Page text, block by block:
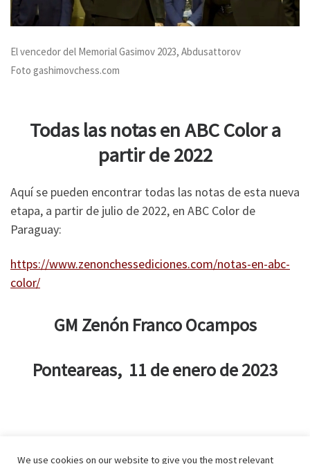
El vencedor del Memorial Gasimov 2023, Abdusattorov
Foto gashimovchess.com
Todas las notas en ABC Color a
partir de 2022
Aquí se pueden encontrar todas las notas de esta nueva
etapa, a partir de julio de 2022, en ABC Color de
Paraguay:
https://www.zenonchessediciones.com/notas-en-abc-
color/
GM Zenón Franco Ocampos
Ponteareas, 11 de enero de 2023
We use cookies on our website to give you the most relevant